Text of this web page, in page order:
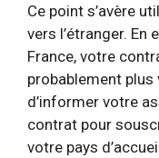
Ce point s’avère
vers l’étranger.
France, votre
probablement plus
d’informer votre
contrat pour
votre pays